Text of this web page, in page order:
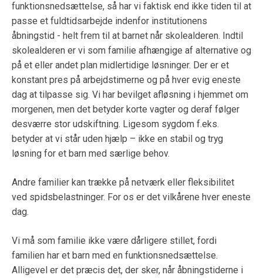
funktionsnedsættelse, så har vi faktisk end ikke tiden til at
passe et fuldtidsarbejde indenfor institutionens
åbningstid - helt frem til at barnet når skolealderen. Indtil
skolealderen er vi som familie afhængige af alternative og
på et eller andet plan midlertidige løsninger. Der er et
konstant pres på arbejdstimerne og på hver evig eneste
dag at tilpasse sig. Vi har bevilget afløsning i hjemmet om
morgenen, men det betyder korte vagter og deraf følger
desværre stor udskiftning. Ligesom sygdom f.eks.
betyder at vi står uden hjælp – ikke en stabil og tryg
løsning for et barn med særlige behov.
Andre familier kan trække på netværk eller fleksibilitet
ved spidsbelastninger. For os er det vilkårene hver eneste
dag.
Vi må som familie ikke være dårligere stillet, fordi
familien har et barn med en funktionsnedsættelse.
Alligevel er det præcis det, der sker, når åbningstiderne i